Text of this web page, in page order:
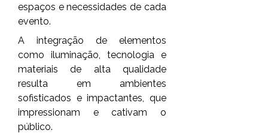
espaços e necessidades de cada
evento.
A integração de elementos
como iluminação, tecnologia e
materiais de alta qualidade
resulta em ambientes
sofisticados e impactantes, que
impressionam e cativam o
público.